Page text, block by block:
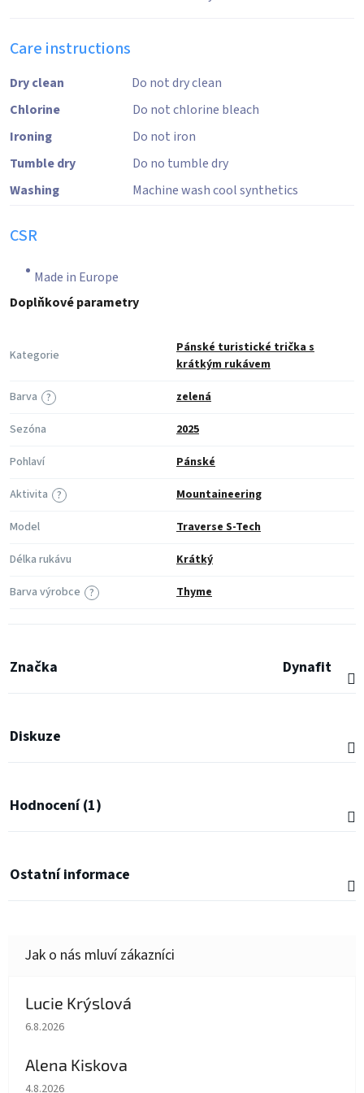
Care instructions
Dry clean
Do not dry clean
Chlorine
Do not chlorine bleach
Ironing
Do not iron
Tumble dry
Do no tumble dry
Washing
Machine wash cool synthetics
CSR
Made in Europe
Doplňkové parametry
Kategorie
Pánské turistické trička s
krátkým rukávem
?
Barva
zelená
Sezóna
2025
Pohlaví
Pánské
?
Aktivita
Mountaineering
Model
Traverse S-Tech
Délka rukávu
Krátký
?
Barva výrobce Thyme
Značka Dynafit
Diskuze
Hodnocení (1)
Ostatní informace
Lucie Krýslová
Hodnocení obchodu je 5 z 5 hvězdiček.
6.8.2026
Alena Kiskova
Hodnocení obchodu je 5 z 5 hvězdiček.
4.8.2026